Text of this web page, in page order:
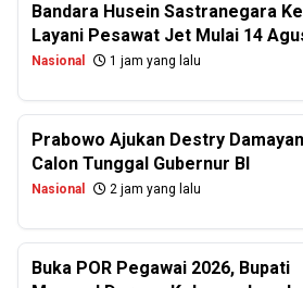
Bandara Husein Sastranegara
Layani Pesawat Jet Mulai 14
Nasional 1 jam yang lalu
Prabowo Ajukan Destry
Calon Tunggal Gubernur BI
Nasional 2 jam yang lalu
Buka POR Pegawai 2026, Bupati